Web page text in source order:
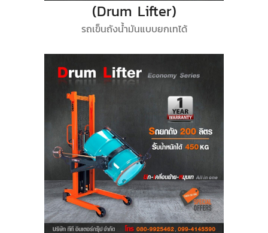
(Drum Lifter)
รถเข็นถังน้ำมันแบบยกเทได้